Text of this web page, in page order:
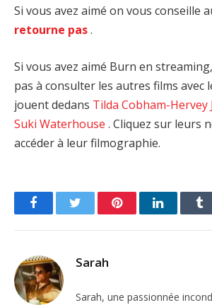
Si vous avez aimé on vous conseille
retourne pas.
Si vous avez aimé Burn en
pas à consulter les autres films avec
jouent dedans Tilda Cobham-Hervey
Suki Waterhouse . Cliquez sur leurs
accéder à leur filmographie.
FacebookTwitter PinterestLinkedIn
Sarah
Sarah, une passionnée